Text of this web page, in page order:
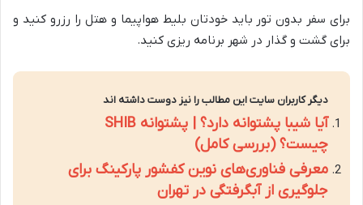
برای سفر بدون تور باید خودتان بلیط هواپیما و هتل را رزرو کنید و
برای گشت و گذار در شهر برنامه ریزی کنید.
دیگر کاربران سایت این مطالب را نیز دوست داشته اند
آیا شیبا پشتوانه دارد؟ | پشتوانه SHIB
چیست؟ (بررسی کامل)
معرفی فناوری‌های نوین کفشور پارکینگ برای
جلوگیری از آبگرفتگی در تهران